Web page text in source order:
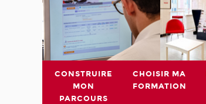
CONSTRUIRE
MON
PARCOURS
CHOISIR MA
FORMATION